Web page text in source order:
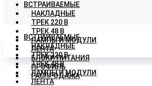
ВСТРАИВАЕМЫЕ
НАКЛАДНЫЕ
ТРЕК 220 В
ТРЕК 48 В
ЛАМПЫ И МОДУЛИ
ЛЕНТА
БЛОКИ ПИТАНИЯ
ПРОФИЛЬ
РАСПРОДАЖА
ВСТРАИВАЕМЫЕ
НАКЛАДНЫЕ
ТРЕК 220 В
ТРЕК 48 В
ЛАМПЫ И МОДУЛИ
ЛЕНТА